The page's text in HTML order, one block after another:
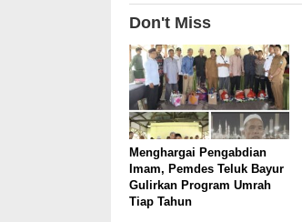
Don't Miss
Menghargai Pengabdian
Imam, Pemdes Teluk Bayur
Gulirkan Program Umrah
Tiap Tahun